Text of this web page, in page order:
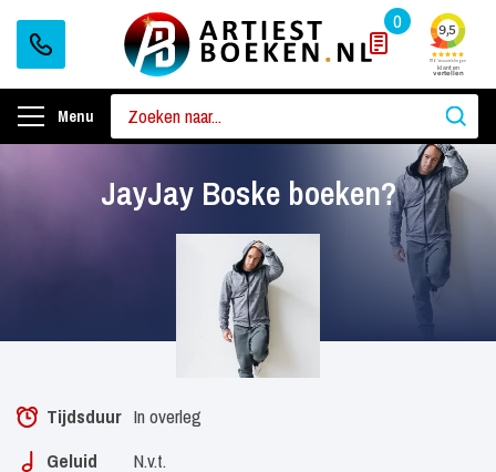
0
Menu
JayJay Boske boeken?
Tijdsduur In overleg
Geluid
N.v.t.